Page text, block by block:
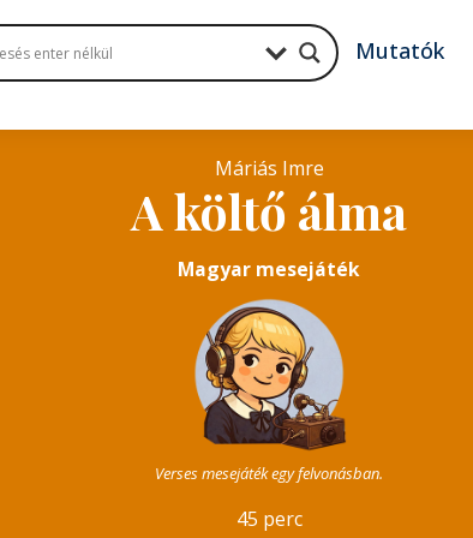
Mutatók
Máriás Imre
A költő álma
Magyar mesejáték
Verses mesejáték egy felvonásban.
45 perc